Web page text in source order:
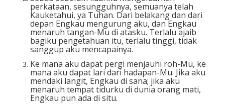
perkataan, sesungguhnya, semuanya telah
Kauketahui, ya Tuhan. Dari belakang dan dari
depan Engkau mengurung aku, dan Engkau
menaruh tangan-Mu di atasku. Terlalu ajaib
bagiku pengetahuan itu, terlalu tinggi, tidak
sanggup aku mencapainya.
Ke mana aku dapat pergi menjauhi roh-Mu, ke
mana aku dapat lari dari hadapan-Mu. Jika aku
mendaki langit, Engkau di sana; jika aku
menaruh tempat tidurku di dunia orang mati,
Engkau pun ada di situ.